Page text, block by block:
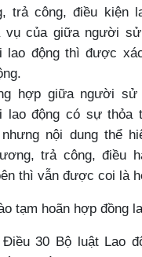
trả công, điều kiện
vụ của giữa người
lao động thì được
hợp giữa người sử
lao động có sự thỏa
nội dung thể
trả công, điều
thì vẫn được coi là
tạm hoãn hợp đồng
Điều 30 Bộ luật Lao